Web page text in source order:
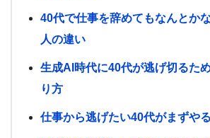
40代で仕事を辞めてもなんとか
人の違い
生成AI時代に40代が逃げ切るた
り方
仕事から逃げたい40代がまずや